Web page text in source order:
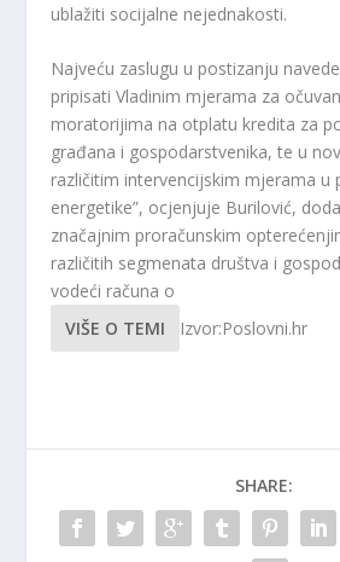
ublažiti socijalne nejednakosti.
Najveću zaslugu u postizanju
pripisati Vladinim mjerama za
moratorijima na otplatu kredita za
građana i gospodarstvenika, te u
različitim intervencijskim mjerama u
energetike”, ocjenjuje Burilović,
značajnim proračunskim
različitih segmenata društva i
vodeći računa o
VIŠE O TEMI
Izvor:Poslovni.hr
SHARE: